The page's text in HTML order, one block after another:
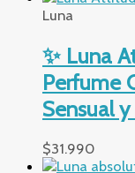
Luna
✨ Luna
Perfume
Sensual
$31.990